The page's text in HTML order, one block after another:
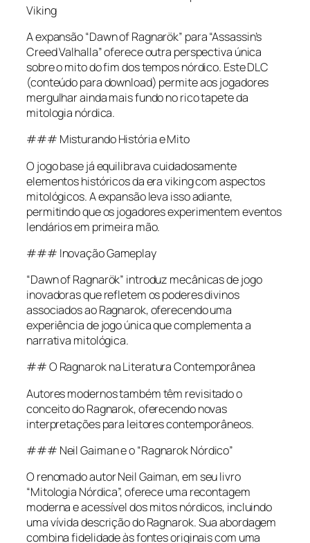
Viking
A expansão “Dawn of Ragnarök” para “Assassin’s
Creed Valhalla” oferece outra perspectiva única
sobre o mito do fim dos tempos nórdico. Este DLC
(conteúdo para download) permite aos jogadores
mergulhar ainda mais fundo no rico tapete da
mitologia nórdica.
### Misturando História e Mito
O jogo base já equilibrava cuidadosamente
elementos históricos da era viking com aspectos
mitológicos. A expansão leva isso adiante,
permitindo que os jogadores experimentem eventos
lendários em primeira mão.
### Inovação Gameplay
“Dawn of Ragnarök” introduz mecânicas de jogo
inovadoras que refletem os poderes divinos
associados ao Ragnarok, oferecendo uma
experiência de jogo única que complementa a
narrativa mitológica.
## O Ragnarok na Literatura Contemporânea
Autores modernos também têm revisitado o
conceito do Ragnarok, oferecendo novas
interpretações para leitores contemporâneos.
### Neil Gaiman e o “Ragnarok Nórdico”
O renomado autor Neil Gaiman, em seu livro
“Mitologia Nórdica”, oferece uma recontagem
moderna e acessível dos mitos nórdicos, incluindo
uma vívida descrição do Ragnarok. Sua abordagem
combina fidelidade às fontes originais com uma